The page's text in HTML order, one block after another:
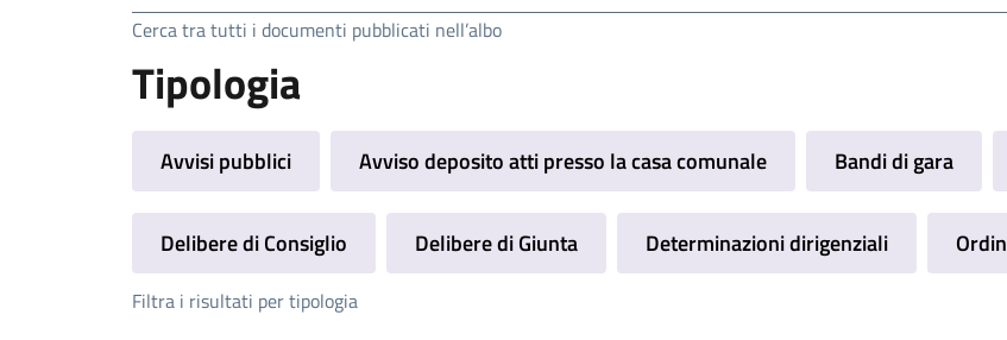
Cerca tra tutti i documenti pubblicati nell’albo
Tipologia
Avvisi pubblici Avviso deposito atti presso la casa comunale Bandi di gara
Delibere di Consiglio Delibere di Giunta Determinazioni dirigenziali
Filtra i risultati per tipologia